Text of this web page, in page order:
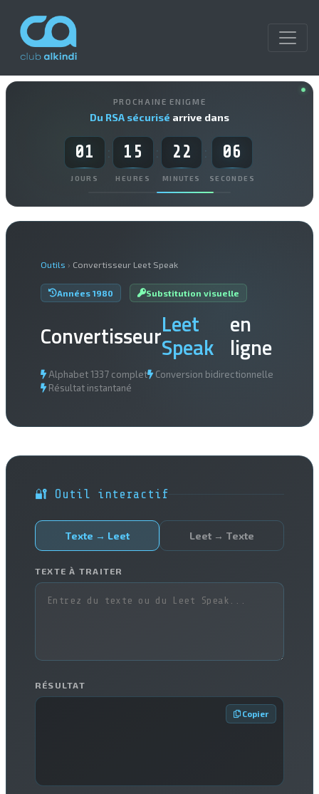
PROCHAINE ENIGME
Du RSA sécurisé arrive dans
01
JOURS
: 15
HEURES
: 22
MINUTES
: 05
SECONDES
Outils › Convertisseur Leet Speak
Années 1980 Substitution visuelle
ConvertisseurLeet
Speak
en
ligne
Alphabet 1337 complet Conversion bidirectionnelle
Résultat instantané
🔐 Outil interactif
Texte → Leet Leet → Texte
TEXTE À TRAITER
RÉSULTAT
Copier